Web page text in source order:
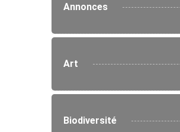
Annonces
Art
Biodiversité